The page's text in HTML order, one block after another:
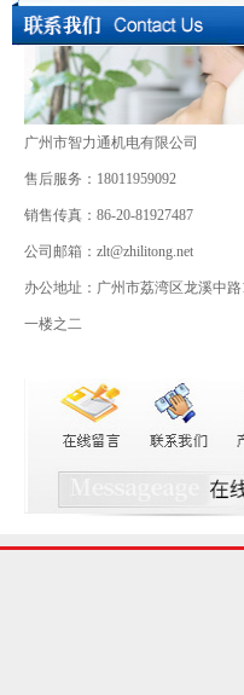
广州市智力通机电有限公司
售后服务：18011959092
销售传真：86-20-81927487
公司邮箱：zlt@zhilitong.net
办公地址：广州市荔湾区龙溪中路
一楼之二